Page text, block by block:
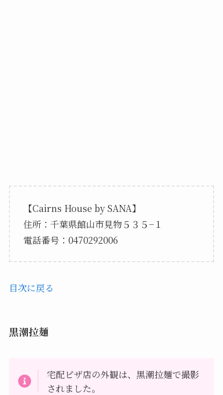
【Cairns House by SANA】
住所：千葉県館山市見物５３５−１
電話番号：0470292006
目次に戻る
黒潮拉麺
宅配ピザ店の外観は、黒潮拉麺で撮影
されました。